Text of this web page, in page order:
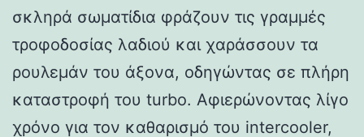
σκληρά σωματίδια φράζουν τις γραμμές
τροφοδοσίας λαδιού και χαράσσουν τα
ρουλεμάν του άξονα, οδηγώντας σε πλήρη
καταστροφή του turbo. Αφιερώνοντας λίγο
χρόνο για τον καθαρισμό του intercooler,